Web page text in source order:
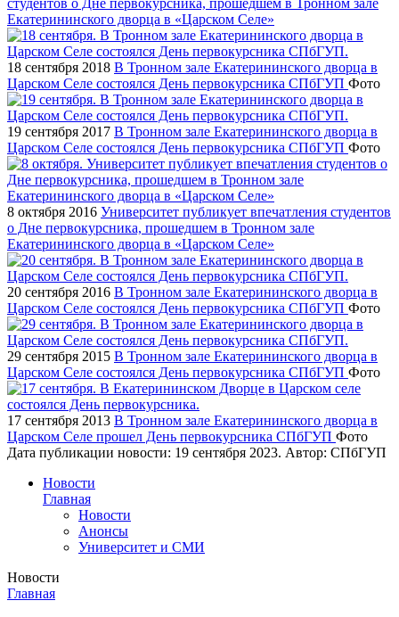
Екатерининского дворца в «Царском Селе»
18 сентября 2018 В Тронном зале Екатерининского дворца в
Царском Селе состоялся День первокурсника СПбГУП Фото
19 сентября 2017 В Тронном зале Екатерининского дворца в
Царском Селе состоялся День первокурсника СПбГУП Фото
8 октября 2016 Университет публикует впечатления студентов
о Дне первокурсника, прошедшем в Тронном зале
Екатерининского дворца в «Царском Селе»
20 сентября 2016 В Тронном зале Екатерининского дворца в
Царском Селе состоялся День первокурсника СПбГУП Фото
29 сентября 2015 В Тронном зале Екатерининского дворца в
Царском Селе состоялся День первокурсника СПбГУП Фото
17 сентября 2013 В Тронном зале Екатерининского дворца в
Царском Селе прошел День первокурсника СПбГУП Фото
Дата публикации новости: 19 сентября 2023. Автор: СПбГУП
Новости
Главная
Новости
Анонсы
Университет и СМИ
Новости
Главная